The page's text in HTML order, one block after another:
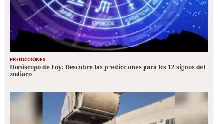
PREDICCIONES
Horóscopo de hoy: Descubre las predicciones para los 12 signos del
zodiaco